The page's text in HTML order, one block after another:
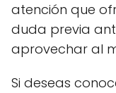
atención que
duda previa
aprovechar al
Si deseas